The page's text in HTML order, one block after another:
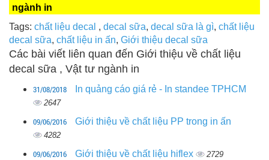
ngành in
Tags: chất liệu decal , decal sữa, decal sữa là gì, chất liệu
decal sữa, chất liệu in ấn, Giới thiệu decal sữa
Các bài viết liên quan đến Giới thiệu về chất liệu
decal sữa , Vật tư ngành in
31/08/2018 In quảng cáo giá rẻ - In standee TPHCM
2647
09/06/2016 Giới thiệu về chất liệu PP trong in ấn
4282
09/06/2016 Giới thiệu về chất liệu hiflex 2729